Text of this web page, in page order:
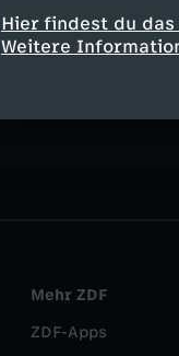
Hier findest du
Weitere
Mehr ZDF
ZDF-Apps